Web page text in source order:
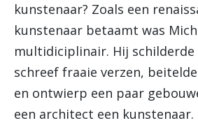
kunstenaar? Zoals een
kunstenaar betaamt was
multidiciplinair. Hij schilderde
schreef fraaie verzen,
en ontwierp een paar
een architect een kunstenaar.